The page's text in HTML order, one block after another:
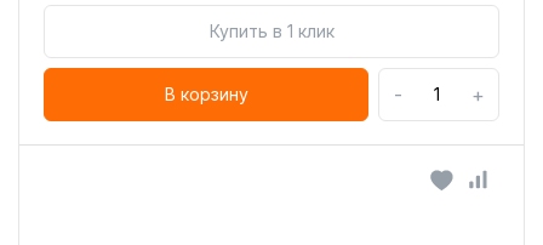
Купить в 1 клик
В корзину - +